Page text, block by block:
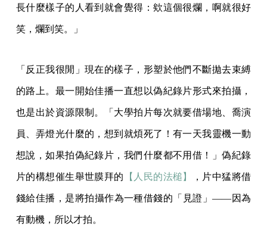
長什麼樣子的人看到就會覺得：欸這個很爛，啊就很好
笑，爛到笑。」
「反正我很閒」現在的樣子，形塑於他們不斷拋去束縛
的路上。最一開始佳播一直想以偽紀錄片形式來拍攝，
也是出於資源限制。「大學拍片每次就要借場地、喬演
員、弄燈光什麼的，想到就煩死了！有一天我靈機一動
想說，如果拍偽紀錄片，我們什麼都不用借！」偽紀錄
片的構想催生舉世膜拜的 【人民的法槌】 ，片中猛將借
錢給佳播，是將拍攝作為一種借錢的「見證」——因為
有動機，所以才拍。